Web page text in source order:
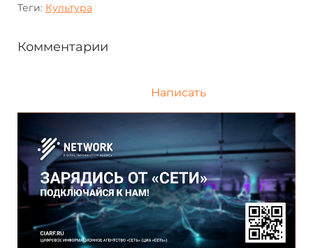
Теги: Культура
Комментарии
Написать